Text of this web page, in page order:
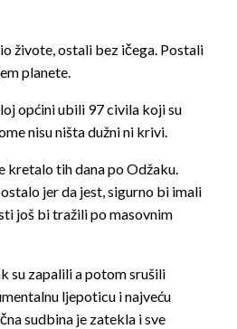
živote, ostali bez ičega. Postali
planete.
općini ubili 97 civila koji su
nisu ništa dužni ni krivi.
kretalo tih dana po Odžaku.
jer da jest, sigurno bi imali
još bi tražili po masovnim
su zapalili a potom srušili
ljepoticu i najveću
sudbina je zatekla i sve